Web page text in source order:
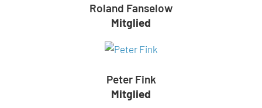
Roland Fanselow
Mitglied
Peter Fink
Mitglied